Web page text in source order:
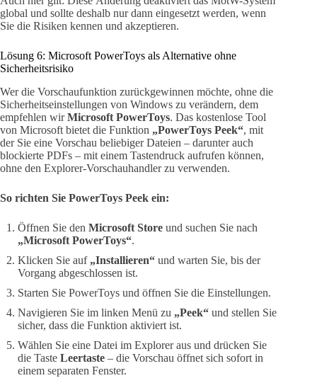
global und sollte deshalb nur dann eingesetzt werden, wenn
Sie die Risiken kennen und akzeptieren.
Lösung 6: Microsoft PowerToys als Alternative ohne
Sicherheitsrisiko
Wer die Vorschaufunktion zurückgewinnen möchte, ohne die
Sicherheitseinstellungen von Windows zu verändern, dem
empfehlen wirMicrosoft PowerToys. Das kostenlose Tool
von Microsoft bietet die Funktion „PowerToys Peek“, mit
der Sie eine Vorschau beliebiger Dateien – darunter auch
blockierte PDFs – mit einem Tastendruck aufrufen können,
ohne den Explorer-Vorschauhandler zu verwenden.
So richten Sie PowerToys Peek ein:
Öffnen Sie den Microsoft Store und suchen Sie nach
„Microsoft PowerToys“.
Klicken Sie auf „Installieren“ und warten Sie, bis der
Vorgang abgeschlossen ist.
Starten Sie PowerToys und öffnen Sie die Einstellungen.
Navigieren Sie im linken Menü zu „Peek“ und stellen Sie
sicher, dass die Funktion aktiviert ist.
Wählen Sie eine Datei im Explorer aus und drücken Sie
die Taste Leertaste – die Vorschau öffnet sich sofort in
einem separaten Fenster.